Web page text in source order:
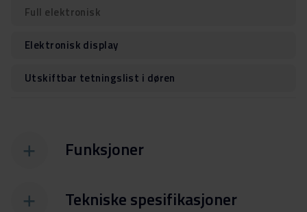
Full elektronisk
Elektronisk display
Utskiftbar tetningslist i døren
Funksjoner
Tekniske spesifikasjoner